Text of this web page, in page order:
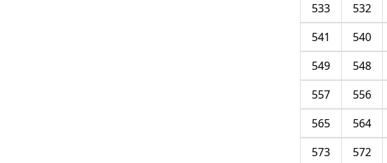
532
533
540
541
548
549
556
557
564
565
572
573